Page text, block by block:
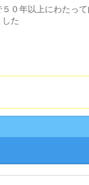
年以上にわたって
た